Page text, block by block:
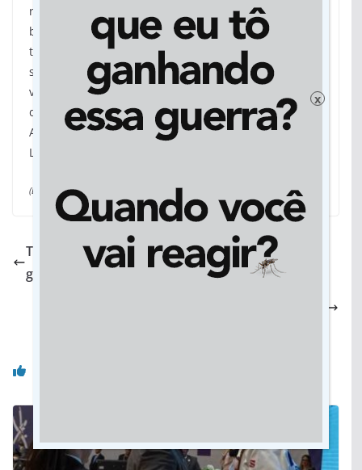
revertidas para este fundo, que permitirá ações no
bioma. “A nova lei não tem a prerrogativa de resolver
todos os problemas, mas ela é o início para tratarmos
sobre das questões ambientais e criando o Fundo
vamos poder viabilizar um conjunto melhorias”,
detalhou o Governo do Estado.
A proposta na íntegra está disponível no Sistema
Legislativo – acesse
(Da assessoria)
Tesouro: Enfermagem tem piso de categoria
garantido pela Prefeitura
x